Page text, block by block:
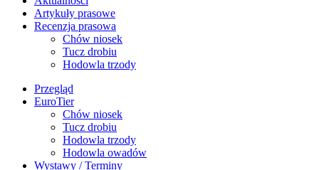
Artykuły prasowe
Recenzja prasowa
Chów niosek
Tucz drobiu
Hodowla trzody
Przegląd
EuroTier
Chów niosek
Tucz drobiu
Hodowla trzody
Hodowla owadów
Wystawy / Terminy